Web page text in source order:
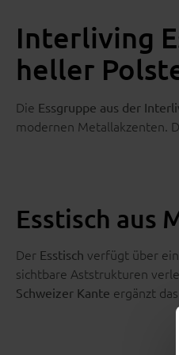
Interliving
heller
Die Essgruppe aus der
modernen Metallakzenten.
Esstisch aus
Der Esstisch verfügt über
sichtbare Aststrukturen
Schweizer Kante ergänzt